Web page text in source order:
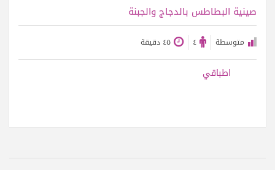
صينية البطاطس بالدجاج والجبنة
متوسطة
اطباقي